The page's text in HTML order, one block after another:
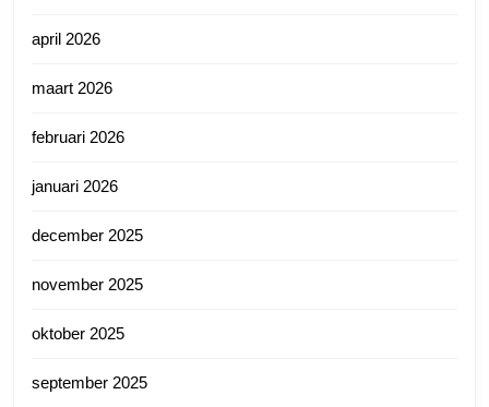
april 2026
maart 2026
februari 2026
januari 2026
december 2025
november 2025
oktober 2025
september 2025